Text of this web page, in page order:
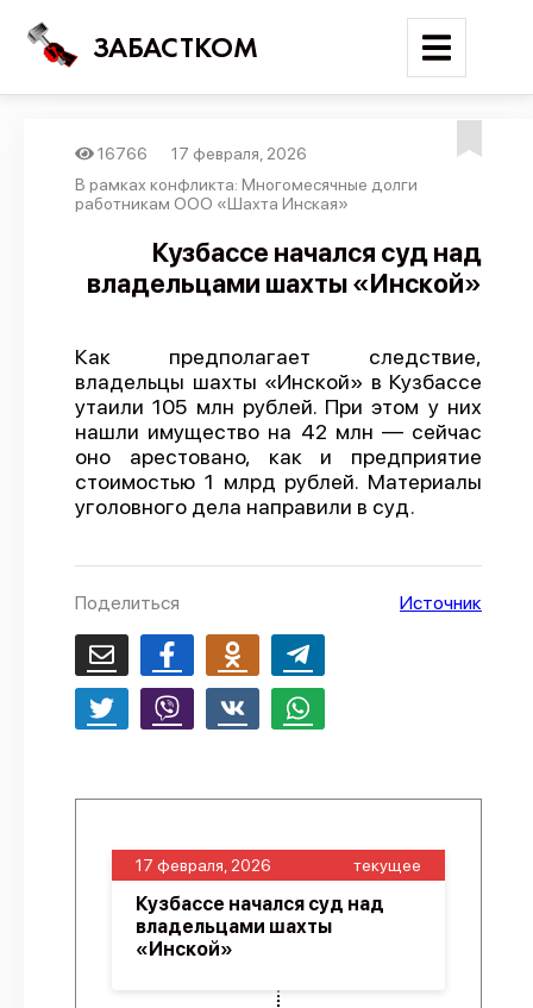
ЗАБАСТКОМ
Войти
Поиск
Новости
Трудовые конфликты
Отчеты
Предложить публикацию
Справочник
О проекте
Политика конфиденциальности
16766
17 февраля, 2026
В рамках конфликта: Многомесячные долги
работникам ООО «Шахта Инская»
Кузбассе начался суд над
владельцами шахты «Инской»
Как предполагает следствие,
владельцы шахты «Инской» в Кузбассе
утаили 105 млн рублей. При этом у них
нашли имущество на 42 млн — сейчас
оно арестовано, как и предприятие
стоимостью 1 млрд рублей. Материалы
уголовного дела направили в суд.
Поделиться Источник
17 февраля, 2026 текущее
Кузбассе начался суд над
владельцами шахты
«Инской»